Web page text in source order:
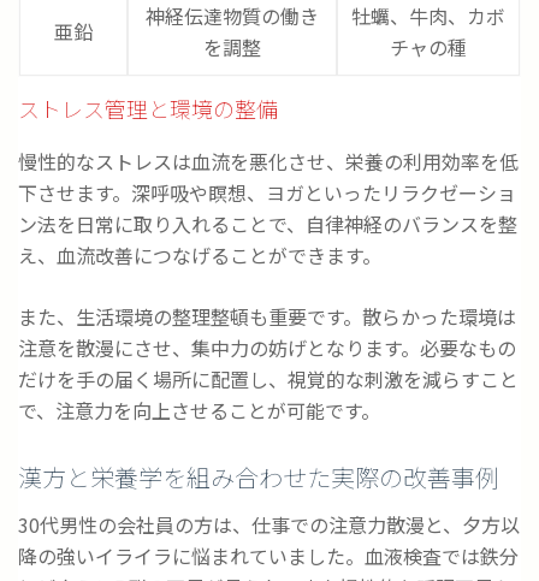
亜鉛
神経伝達物質の働き
を調整
牡蠣、牛肉、カボ
チャの種
ストレス管理と環境の整備
慢性的なストレスは血流を悪化させ、栄養の利用効率を低
下させます。深呼吸や瞑想、ヨガといったリラクゼーショ
ン法を日常に取り入れることで、自律神経のバランスを整
え、血流改善につなげることができます。
また、生活環境の整理整頓も重要です。散らかった環境は
注意を散漫にさせ、集中力の妨げとなります。必要なもの
だけを手の届く場所に配置し、視覚的な刺激を減らすこと
で、注意力を向上させることが可能です。
漢方と栄養学を組み合わせた実際の改善事例
30代男性の会社員の方は、仕事での注意力散漫と、夕方以
降の強いイライラに悩まれていました。血液検査では鉄分